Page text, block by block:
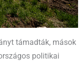
támadták, mások
politikai